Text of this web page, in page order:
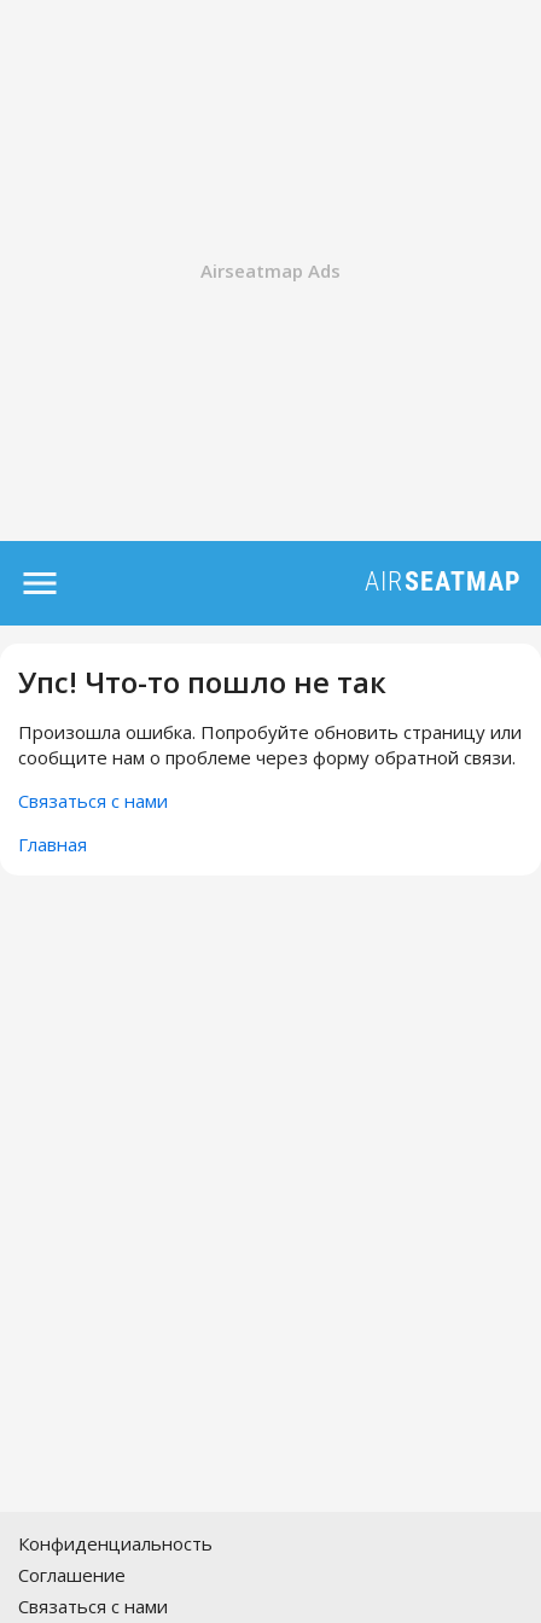
Упс! Что-то пошло не так
Произошла ошибка. Попробуйте обновить страницу или
сообщите нам о проблеме через форму обратной связи.
Связаться с нами
Главная
Конфиденциальность
Соглашение
Связаться с нами